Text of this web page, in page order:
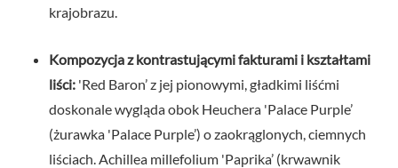
krajobrazu.
Kompozycja z kontrastującymi fakturami i kształtami
liści: 'Red Baron’ z jej pionowymi, gładkimi liśćmi
doskonale wygląda obok Heuchera 'Palace Purple’
(żurawka 'Palace Purple’) o zaokrąglonych, ciemnych
liściach. Achillea millefolium 'Paprika’ (krwawnik